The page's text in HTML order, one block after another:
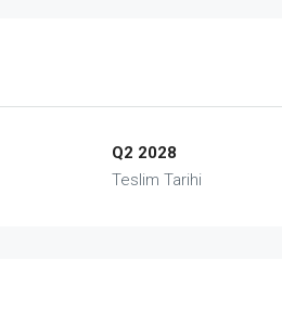
Q2 2028
Teslim Tarihi